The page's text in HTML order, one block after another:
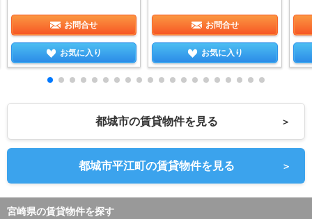
お問合せ
お気に入り
お問合せ
お気に入り
都城市の賃貸物件を見る ＞
都城市平江町の賃貸物件を見る ＞
宮崎県の賃貸物件を探す